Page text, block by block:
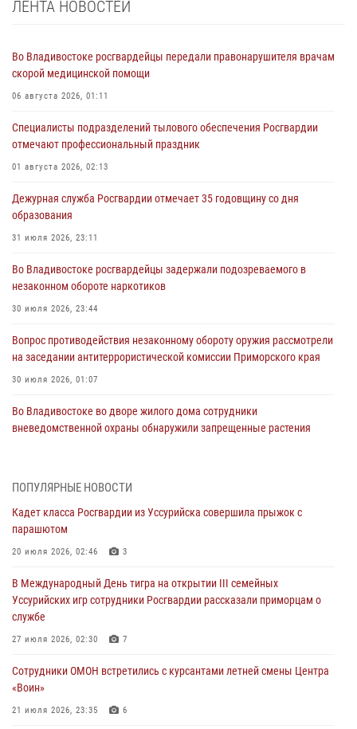
ЛЕНТА НОВОСТЕЙ
Во Владивостоке росгвардейцы передали правонарушителя врачам
скорой медицинской помощи
06 августа 2026, 01:11
Специалисты подразделений тылового обеспечения Росгвардии
отмечают профессиональный праздник
01 августа 2026, 02:13
Дежурная служба Росгвардии отмечает 35 годовщину со дня
образования
31 июля 2026, 23:11
Во Владивостоке росгвардейцы задержали подозреваемого в
незаконном обороте наркотиков
30 июля 2026, 23:44
Вопрос противодействия незаконному обороту оружия рассмотрели
на заседании антитеррористической комиссии Приморского края
30 июля 2026, 01:07
Во Владивостоке во дворе жилого дома сотрудники
вневедомственной охраны обнаружили запрещенные растения
В День Крещения Руси в Князь-Владимирском храме – Главном
ходом
28 июля 2026, 10:29
посвященном Дню Крещения Руси
28 июля 2026, 05:39
В Международный День тигра на открытии III семейных
службе
ПОПУЛЯРНЫЕ НОВОСТИ
Кадет класса Росгвардии из Уссурийска совершила прыжок с
парашютом
20 июля 2026, 02:46 3
В Международный День тигра на открытии III семейных
Уссурийских игр сотрудники Росгвардии рассказали приморцам о
службе
27 июля 2026, 02:30 7
Сотрудники ОМОН встретились с курсантами летней смены Центра
«Воин»
21 июля 2026, 23:35 6